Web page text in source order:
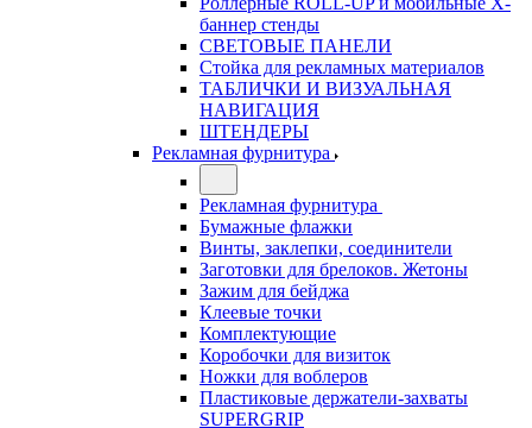
баннер стенды
СВЕТОВЫЕ ПАНЕЛИ
Стойка для рекламных материалов
ТАБЛИЧКИ И ВИЗУАЛЬНАЯ
НАВИГАЦИЯ
ШТЕНДЕРЫ
Рекламная фурнитура
Рекламная фурнитура
Бумажные флажки
Винты, заклепки, соединители
Заготовки для брелоков. Жетоны
Зажим для бейджа
Клеевые точки
Комплектующие
Коробочки для визиток
Ножки для воблеров
Пластиковые держатели-захваты
SUPERGRIP